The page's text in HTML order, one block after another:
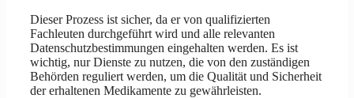
Dieser Prozess ist sicher, da er von qualifizierten
Fachleuten durchgeführt wird und alle relevanten
Datenschutzbestimmungen eingehalten werden. Es ist
wichtig, nur Dienste zu nutzen, die von den zuständigen
Behörden reguliert werden, um die Qualität und Sicherheit
der erhaltenen Medikamente zu gewährleisten.